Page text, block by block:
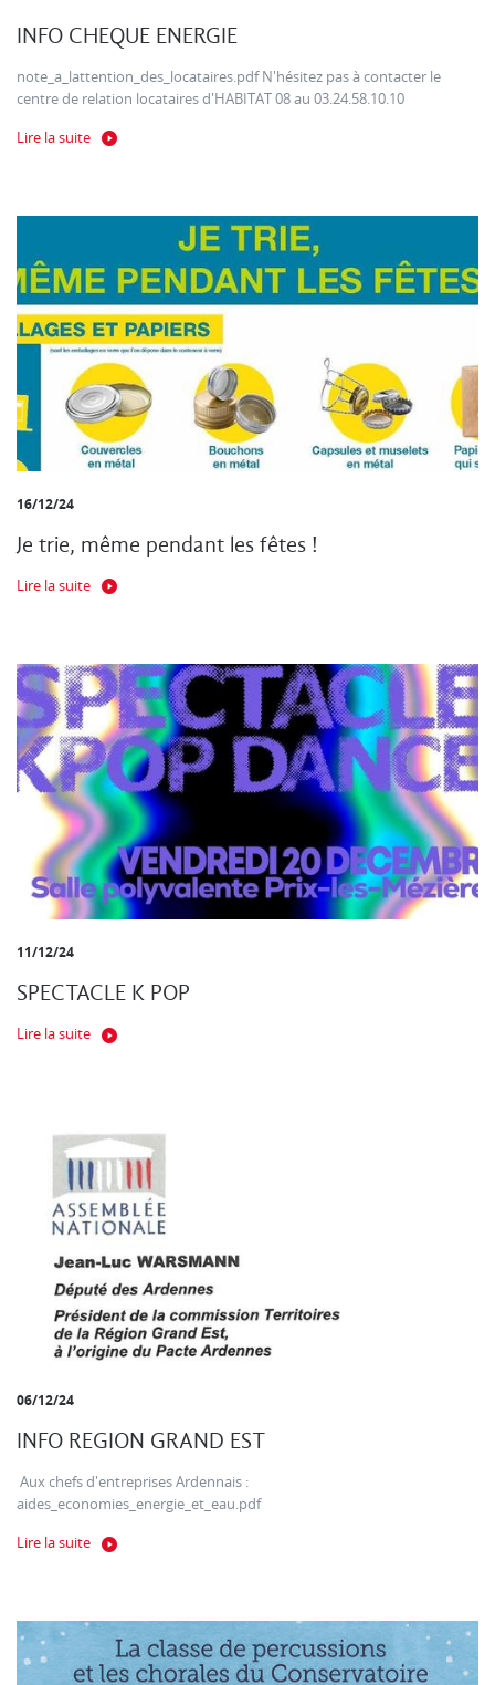
INFO CHEQUE ENERGIE
note_a_lattention_des_locataires.pdf N'hésitez pas à contacter le
centre de relation locataires d'HABITAT 08 au 03.24.58.10.10
Lire la suite
16/12/24
Je trie, même pendant les fêtes !
Lire la suite
11/12/24
SPECTACLE K POP
Lire la suite
06/12/24
INFO REGION GRAND EST
Aux chefs d'entreprises Ardennais :
aides_economies_energie_et_eau.pdf
Lire la suite